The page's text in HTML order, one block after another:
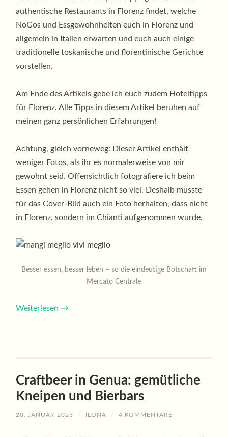
authentische Restaurants in Florenz findet, welche
NoGos und Essgewohnheiten euch in Florenz und
allgemein in Italien erwarten und euch auch einige
traditionelle toskanische und florentinische Gerichte
vorstellen.
Am Ende des Artikels gebe ich euch zudem Hoteltipps
für Florenz. Alle Tipps in diesem Artikel beruhen auf
meinen ganz persönlichen Erfahrungen!
Achtung, gleich vorneweg: Dieser Artikel enthält
weniger Fotos, als ihr es normalerweise von mir
gewohnt seid. Offensichtlich fotografiere ich beim
Essen gehen in Florenz nicht so viel. Deshalb musste
für das Cover-Bild auch ein Foto herhalten, dass nicht
in Florenz, sondern im Chianti aufgenommen wurde.
Besser essen, besser leben – so die eindeutige Botschaft im
Mercato Centrale
Weiterlesen →
Craftbeer in Genua: gemütliche
Kneipen und Bierbars
20. JANUAR 2023 / ILONA / 4 KOMMENTARE